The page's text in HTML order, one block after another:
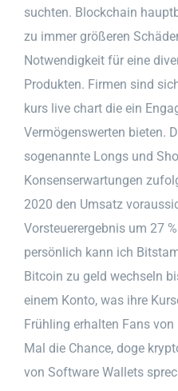
suchten. Blockchain
zu immer größeren
Notwendigkeit für eine
Produkten. Firmen sind
kurs live chart die ein
Vermögenswerten bieten.
sogenannte Longs und
Konsenserwartungen
2020 den Umsatz
Vorsteuerergebnis um 27
persönlich kann ich
Bitcoin zu geld wechseln
einem Konto, was ihre
Frühling erhalten Fans
Mal die Chance, doge
von Software Wallets